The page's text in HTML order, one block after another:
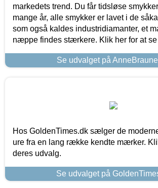
markedets trend. Du får tidsløse
mange år, alle smykker er lavet i de
som også kaldes industridiamanter, et
næppe findes stærkere. Klik her for at
Se udvalget på
Hos GoldenTimes.dk sælger de
ure fra en lang række kendte mærker.
deres udvalg.
Se udvalget på